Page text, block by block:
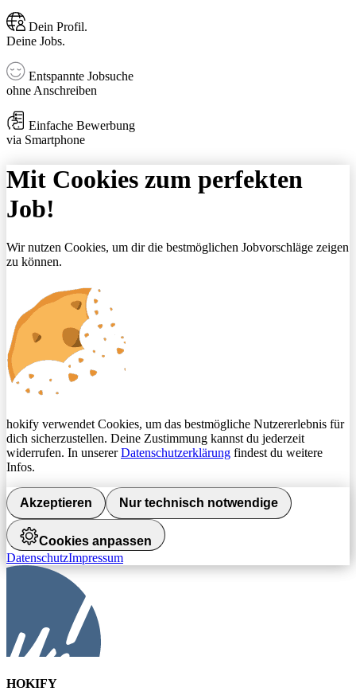
Dein Profil.
Deine Jobs.
Entspannte Jobsuche
ohne Anschreiben
Einfache Bewerbung
via Smartphone
Mit Cookies zum perfekten
Job!
Wir nutzen Cookies, um dir die bestmöglichen Jobvorschläge zeigen
zu können.
hokify verwendet Cookies, um das bestmögliche Nutzererlebnis für
dich sicherzustellen. Deine Zustimmung kannst du jederzeit
widerrufen. In unsererDatenschutzerklärung findest du weitere
Infos.
Akzeptieren Nur technisch notwendige
Cookies anpassen
DatenschutzImpressum
HOKIFY